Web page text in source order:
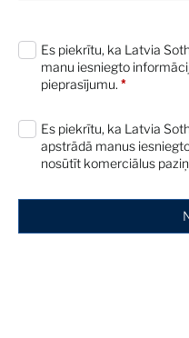
Es piekrītu, ka Latvia
manu iesniegto
pieprasījumu. *
Es piekrītu, ka Latvia
apstrādā manus
nosūtīt komerciālus